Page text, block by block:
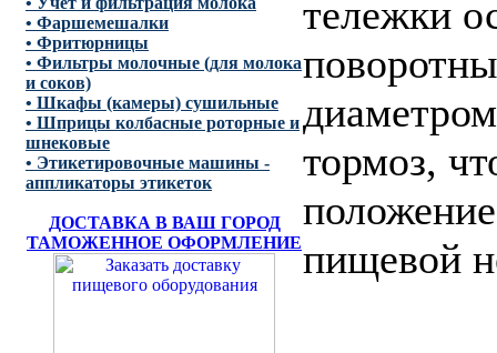
• Фаршемешалки
• Фритюрницы
• Фильтры молочные (для молока
и соков)
• Шкафы (камеры) сушильные
• Шприцы колбасные роторные и
шнековые
• Этикетировочные машины -
аппликаторы этикеток
ДОСТАВКА В ВАШ ГОРОД
ТАМОЖЕННОЕ ОФОРМЛЕНИЕ
тележки
тормоз,
пищевой